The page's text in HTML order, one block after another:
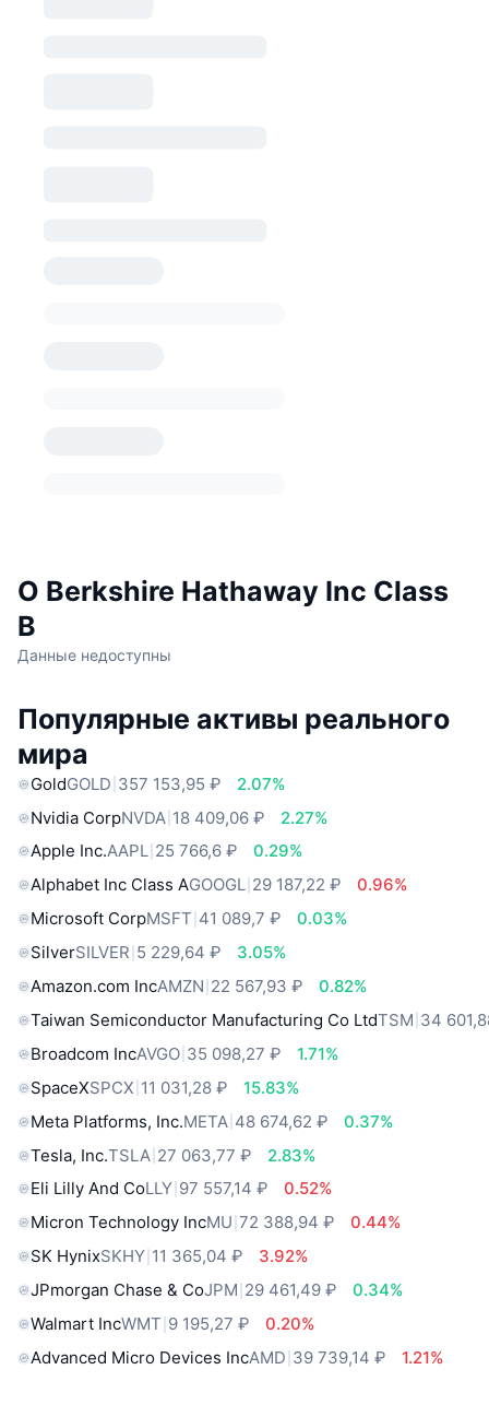
О Berkshire Hathaway Inc Class
B
Данные недоступны
Популярные активы реального
мира
GoldGOLD 357 153,95 ₽
2.07%
Nvidia CorpNVDA 18 409,06 ₽
2.27%
Apple Inc.AAPL 25 766,6 ₽
0.29%
Alphabet Inc Class AGOOGL 29 187,22 ₽
0.96%
Microsoft CorpMSFT 41 089,7 ₽
0.03%
SilverSILVER 5 229,64 ₽
3.05%
Amazon.com IncAMZN 22 567,93 ₽
0.82%
Taiwan Semiconductor Manufacturing Co LtdTSM 34
Broadcom IncAVGO 35 098,27 ₽
1.71%
SpaceXSPCX 11 031,28 ₽
15.83%
Meta Platforms, Inc.META 48 674,62 ₽
0.37%
Tesla, Inc.TSLA 27 063,77 ₽
2.83%
Eli Lilly And CoLLY 97 557,14 ₽
0.52%
Micron Technology IncMU 72 388,94 ₽
0.44%
SK HynixSKHY 11 365,04 ₽
3.92%
JPmorgan Chase & CoJPM 29 461,49 ₽
0.34%
Walmart IncWMT 9 195,27 ₽
0.20%
Advanced Micro Devices IncAMD 39 739,14 ₽ 1.21%